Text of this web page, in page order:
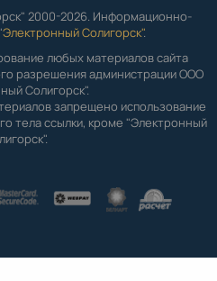
2000-2026. Информационно-
Электронный Солигорск".
любых материалов сайта
разрешения администрации ООО
Солигорск".
запрещено использование
тела ссылки, кроме "Электронный